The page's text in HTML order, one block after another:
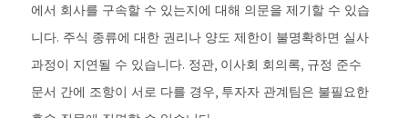
에서 회사를 구속할 수 있는지에 대해 의문을 제기할 수 있습
니다. 주식 종류에 대한 권리나 양도 제한이 불명확하면 실사
과정이 지연될 수 있습니다. 정관, 이사회 회의록, 규정 준수
문서 간에 조항이 서로 다를 경우, 투자자 관계팀은 불필요한